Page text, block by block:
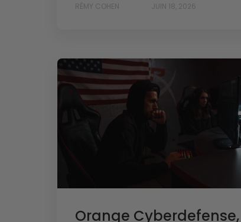
RÉMY COHEN JUIN 18, 2026
Orange Cyberdefense,